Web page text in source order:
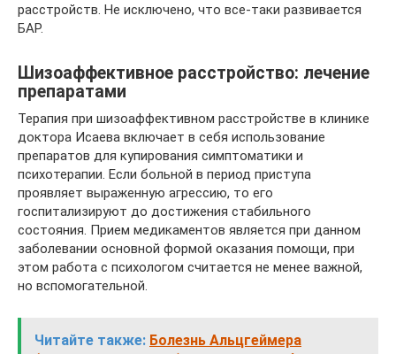
расстройств. Не исключено, что все-таки развивается
БАР.
Шизоаффективное расстройство: лечение
препаратами
Терапия при шизоаффективном расстройстве в клинике
доктора Исаева включает в себя использование
препаратов для купирования симптоматики и
психотерапии. Если больной в период приступа
проявляет выраженную агрессию, то его
госпитализируют до достижения стабильного
состояния. Прием медикаментов является при данном
заболевании основной формой оказания помощи, при
этом работа с психологом считается не менее важной,
но вспомогательной.
Читайте также: Болезнь Альцгеймера